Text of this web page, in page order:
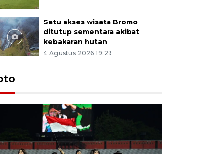
Satu akses wisata Bromo
ditutup sementara akibat
kebakaran hutan
4 Agustus 2026 19:29